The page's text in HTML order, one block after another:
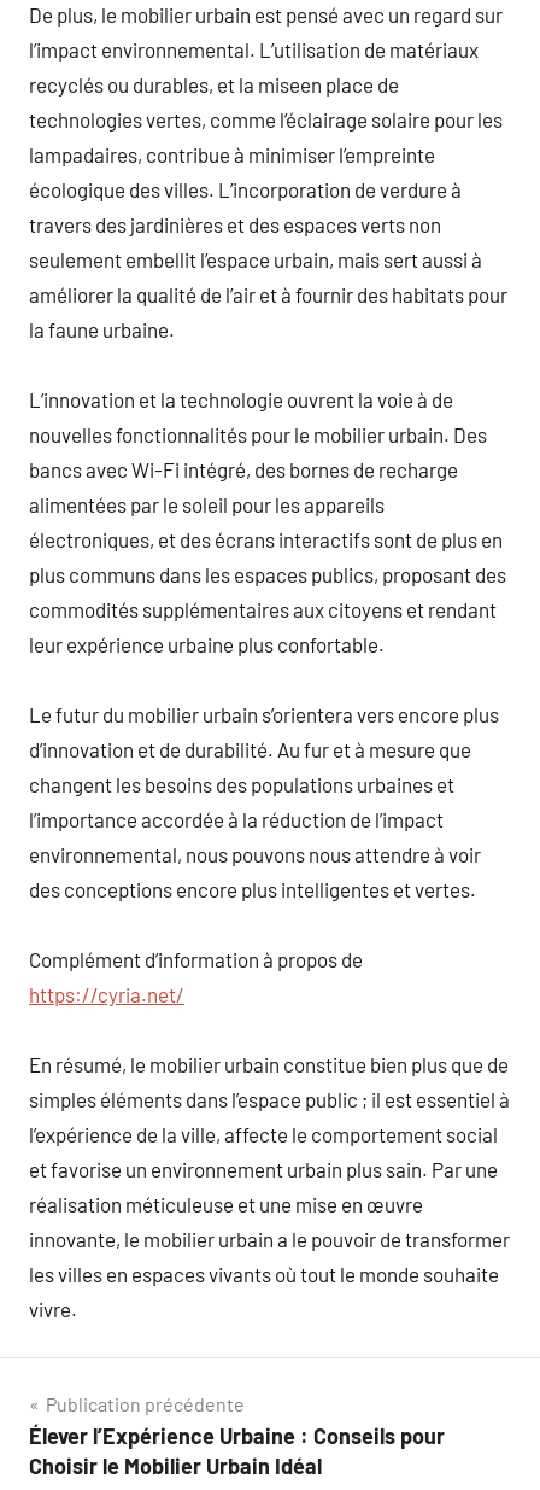
De plus, le mobilier urbain est pensé avec un regard sur
l’impact environnemental. L’utilisation de matériaux
recyclés ou durables, et la miseen place de
technologies vertes, comme l’éclairage solaire pour les
lampadaires, contribue à minimiser l’empreinte
écologique des villes. L’incorporation de verdure à
travers des jardinières et des espaces verts non
seulement embellit l’espace urbain, mais sert aussi à
améliorer la qualité de l’air et à fournir des habitats pour
la faune urbaine.
L’innovation et la technologie ouvrent la voie à de
nouvelles fonctionnalités pour le mobilier urbain. Des
bancs avec Wi-Fi intégré, des bornes de recharge
alimentées par le soleil pour les appareils
électroniques, et des écrans interactifs sont de plus en
plus communs dans les espaces publics, proposant des
commodités supplémentaires aux citoyens et rendant
leur expérience urbaine plus confortable.
Le futur du mobilier urbain s’orientera vers encore plus
d’innovation et de durabilité. Au fur et à mesure que
changent les besoins des populations urbaines et
l’importance accordée à la réduction de l’impact
environnemental, nous pouvons nous attendre à voir
des conceptions encore plus intelligentes et vertes.
Complément d’information à propos de
https://cyria.net/
En résumé, le mobilier urbain constitue bien plus que de
simples éléments dans l’espace public ; il est essentiel à
l’expérience de la ville, affecte le comportement social
et favorise un environnement urbain plus sain. Par une
réalisation méticuleuse et une mise en œuvre
innovante, le mobilier urbain a le pouvoir de transformer
les villes en espaces vivants où tout le monde souhaite
vivre.
Navigation
de
Publication précédente
Élever l’Expérience Urbaine : Conseils pour
Choisir le Mobilier Urbain Idéal